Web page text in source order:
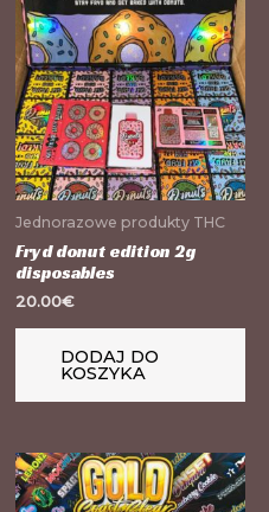
Jednorazowe produkty THC
Fryd donut edition 2g
disposables
20.00€
DODAJ DO
KOSZYKA
Ten
produkt